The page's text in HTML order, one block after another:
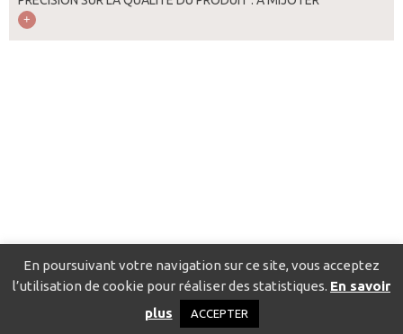
Catalogue pour localiser les fournisseurs
Politique de confidentialité
En poursuivant votre navigation sur ce site, vous acceptez
l’utilisation de cookie pour réaliser des statistiques. En savoir
plus
ACCEPTER